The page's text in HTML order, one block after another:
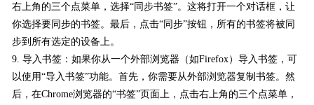
右上角的三个点菜单，选择“同步书签”。这将打开一个对话框，让
你选择要同步的书签。最后，点击“同步”按钮，所有的书签将被同
步到所有选定的设备上。
9. 导入书签：如果你从一个外部浏览器（如Firefox）导入书签，可
以使用“导入书签”功能。首先，你需要从外部浏览器复制书签。然
后，在Chrome浏览器的“书签”页面上，点击右上角的三个点菜单，